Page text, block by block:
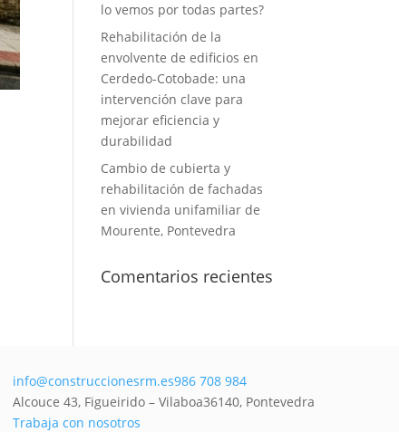
lo vemos por todas partes?
Rehabilitación de la
envolvente de edificios en
Cerdedo-Cotobade: una
intervención clave para
mejorar eficiencia y
durabilidad
Cambio de cubierta y
rehabilitación de fachadas
en vivienda unifamiliar de
Mourente, Pontevedra
Comentarios recientes
info@construccionesrm.es986 708 984
Alcouce 43, Figueirido – Vilaboa36140, Pontevedra
Trabaja con nosotros